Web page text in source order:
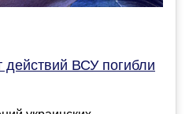
действий ВСУ погибли